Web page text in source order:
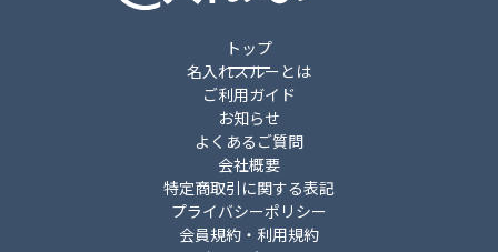
トップ
名入れスルーとは
ご利用ガイド
お知らせ
よくあるご質問
会社概要
特定商取引に関する表記
プライバシーポリシー
会員規約・利用規約